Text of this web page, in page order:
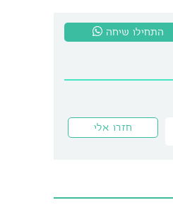
התחילו שיחה